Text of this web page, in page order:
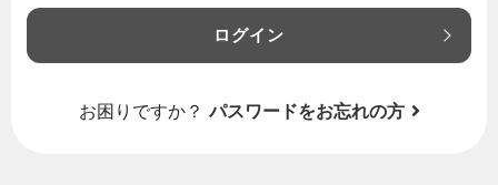
ログイン
お困りですか？ パスワードをお忘れの方